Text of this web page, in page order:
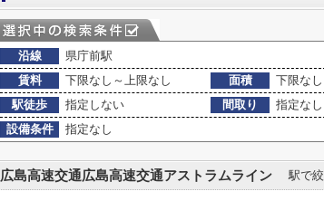
沿線
県庁前駅
賃料
下限なし～上限なし 面積 下限な
駅徒歩
指定しない 間取り
指定なし
設備条件
指定なし
広島高速交通広島高速交通アストラムライン 駅で絞